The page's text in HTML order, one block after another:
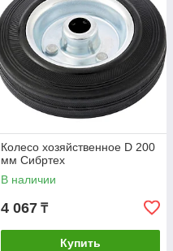
Колесо хозяйственное D 200
мм Сибртех
В наличии
4 067 ₸
Купить